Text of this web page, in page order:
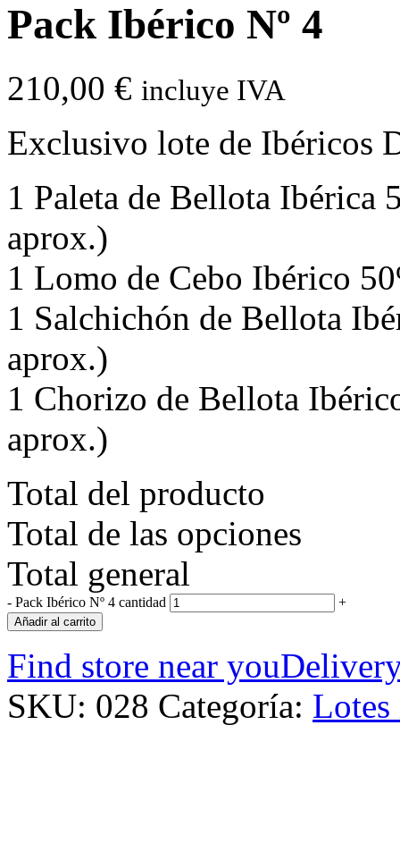
Pack Ibérico Nº 4
210,00 € incluye IVA
Exclusivo lote de Ibéricos
1 Paleta de Bellota Ibérica
aprox.)
1 Lomo de Cebo Ibérico
1 Salchichón de Bellota
aprox.)
1 Chorizo de Bellota
aprox.)
Total del producto
Total de las opciones
Total general
- Pack Ibérico Nº 4 cantidad +
Añadir al carrito
Find store near you
SKU: 028 Categoría: